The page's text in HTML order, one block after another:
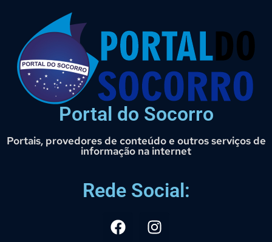
Portal do Socorro
Portais, provedores de conteúdo e outros serviços de
informação na internet
Rede Social: